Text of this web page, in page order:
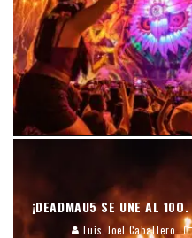
¡DEADMAU5 SE UNE AL
Luis Joel Caballero